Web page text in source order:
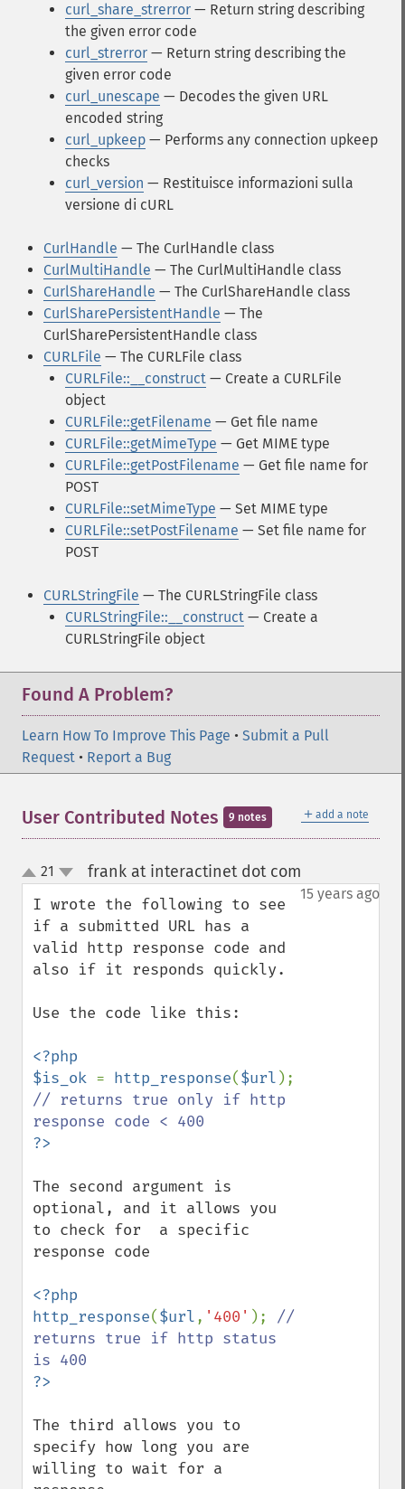
curl_share_strerror — Return string describing
the given error code
curl_strerror — Return string describing the
given error code
curl_unescape — Decodes the given URL
encoded string
curl_upkeep — Performs any connection upkeep
checks
curl_version — Restituisce informazioni sulla
versione di cURL
CurlHandle — The CurlHandle class
CurlMultiHandle — The CurlMultiHandle class
CurlShareHandle — The CurlShareHandle class
CurlSharePersistentHandle — The
CurlSharePersistentHandle class
CURLFile — The CURLFile class
CURLFile::__construct — Create a CURLFile
object
CURLFile::getFilename — Get file name
CURLFile::getMimeType — Get MIME type
CURLFile::getPostFilename — Get file name for
POST
CURLFile::setMimeType — Set MIME type
CURLFile::setPostFilename — Set file name for
POST
CURLStringFile — The CURLStringFile class
CURLStringFile::__construct — Create a
CURLStringFile object
Found A Problem?
Learn How To Improve This Page • Submit a Pull
Request • Report a Bug
＋ add a note
User Contributed Notes 9 notes
up
down
21 frank at interactinet dot com
15 years ago
I wrote the following to see
if a submitted URL has a
valid http response code and
also if it responds quickly.
Use the code like this:
<?php
$is_ok = http_response($url
// returns true only if http
The second argument is
optional, and it allows you
to check for  a specific
response code
<?php
http_response($url, '400' ); //
returns true if http status
The third allows you to
specify how long you are
willing to wait for a